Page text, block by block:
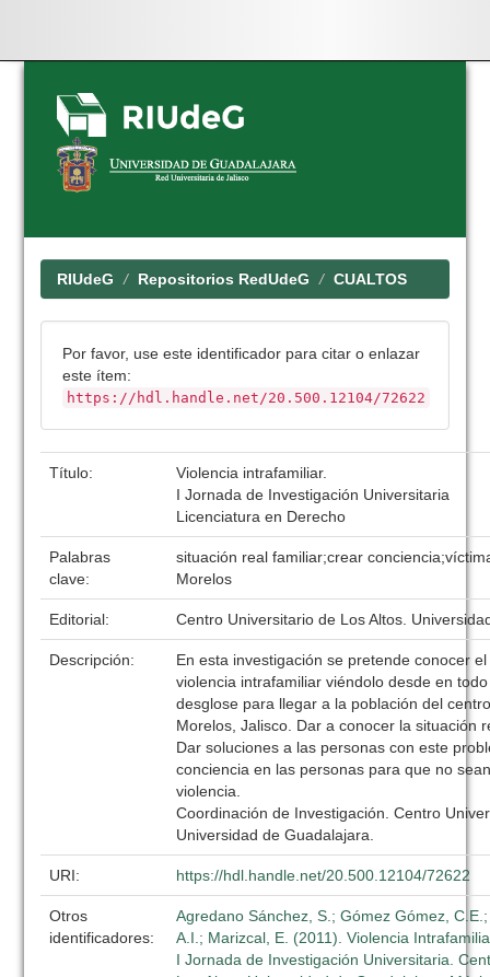
Skip
navigation
RIUdeG Repositorios RedUdeG CUALTOS
Por favor, use este identificador para citar o enlazar
este ítem:
https://hdl.handle.net/20.500.12104/72622
Título:
Violencia intrafamiliar.
I Jornada de Investigación Universitaria
Licenciatura en Derecho
Palabras
clave:
situación real familiar;crear
Morelos
Editorial: Centro Universitario de Los Altos.
Descripción:
En esta investigación se pretende conocer
violencia intrafamiliar viéndolo desde en
desglose para llegar a la población del
Morelos, Jalisco. Dar a conocer la situación
Dar soluciones a las personas con este
conciencia en las personas para que no
violencia.
Coordinación de Investigación. Centro
Universidad de Guadalajara.
URI: https://hdl.handle.net/20.500.12104/72622
Otros
identificadores:
Agredano Sánchez, S.; Gómez Gómez,
A.I.; Marizcal, E. (2011). Violencia
I Jornada de Investigación Universitaria.